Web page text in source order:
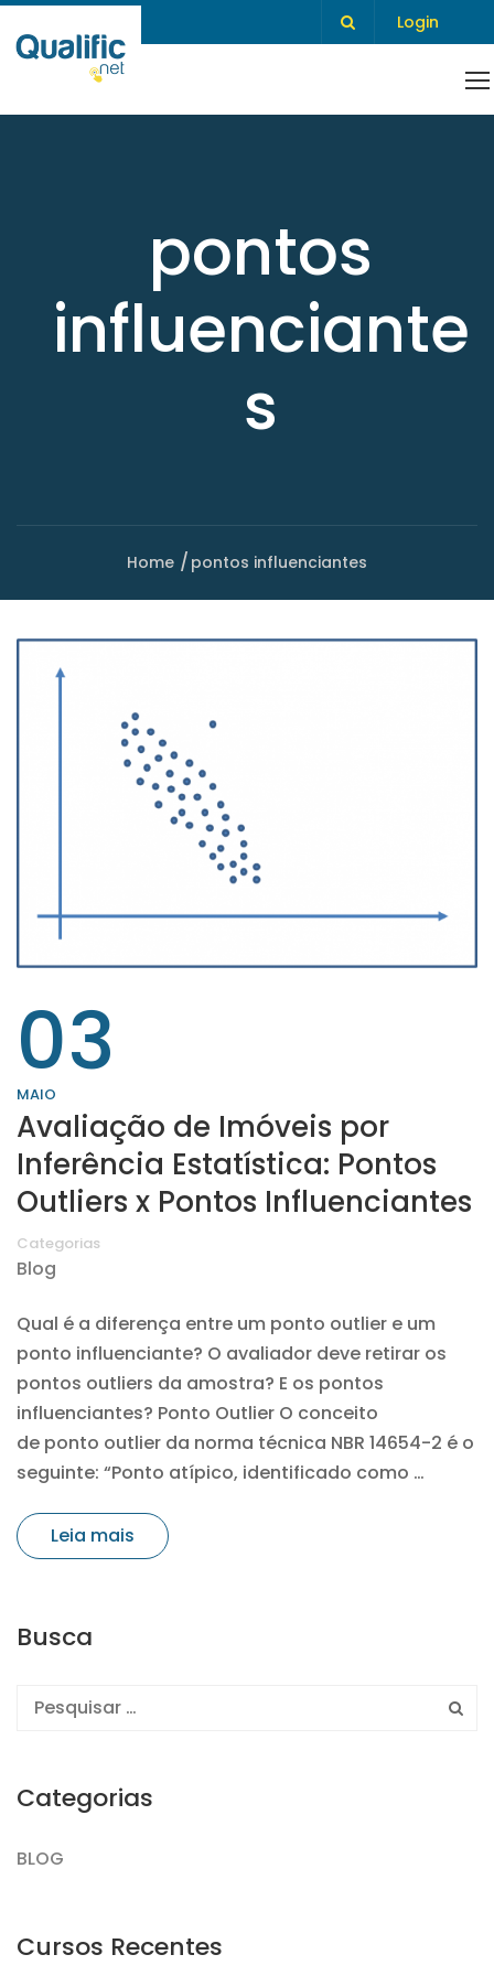
Login
pontos
influenciante
s
Home pontos influenciantes
03
MAIO
Avaliação de Imóveis por
Inferência Estatística: Pontos
Outliers x Pontos Influenciantes
Categorias
Blog
Qual é a diferença entre um ponto outlier e um
ponto influenciante? O avaliador deve retirar os
pontos outliers da amostra? E os pontos
influenciantes? Ponto Outlier O conceito
de ponto outlier da norma técnica NBR 14654-2 é o
seguinte: “Ponto atípico, identificado como …
Leia mais
Busca
Categorias
BLOG
Cursos Recentes